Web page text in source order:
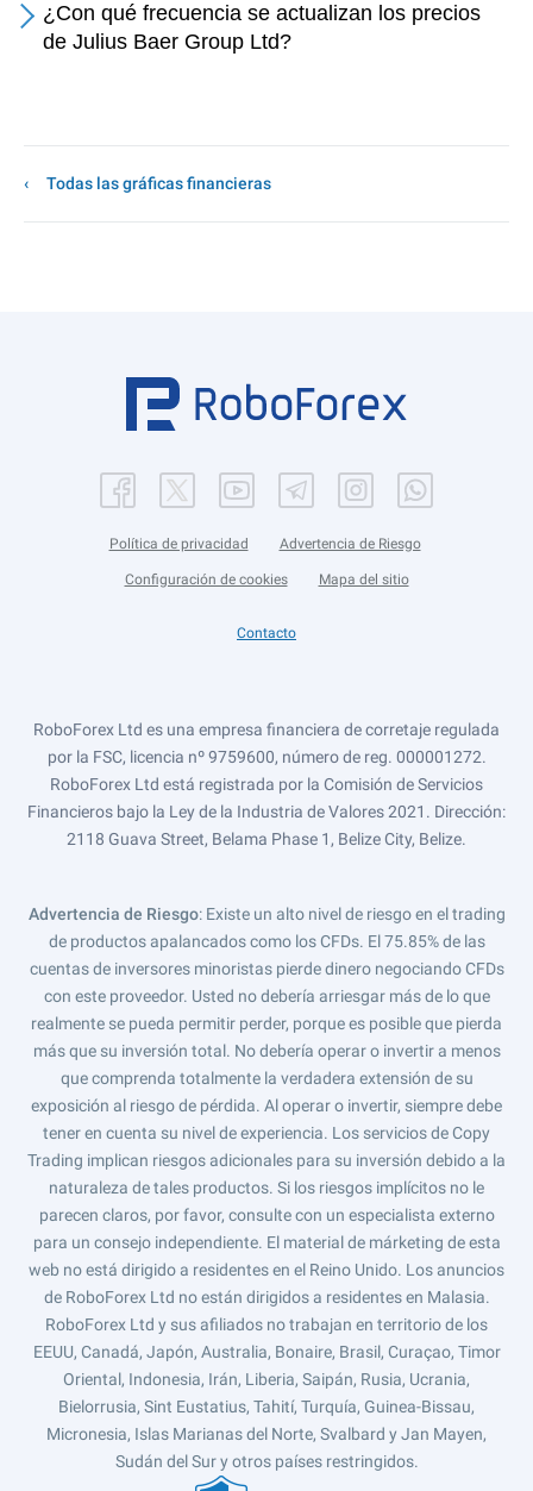
¿Con qué frecuencia se actualizan los precios
de Julius Baer Group Ltd?
Todas las gráficas financieras
Política de privacidad Advertencia de Riesgo
Configuración de cookies Mapa del sitio
Contacto
RoboForex Ltd es una empresa financiera de corretaje regulada
por la FSC, licencia nº 9759600, número de reg. 000001272.
RoboForex Ltd está registrada por la Comisión de Servicios
Financieros bajo la Ley de la Industria de Valores 2021. Dirección:
2118 Guava Street, Belama Phase 1, Belize City, Belize.
Advertencia de Riesgo: Existe un alto nivel de riesgo en el trading
de productos apalancados como los CFDs. El 75.85% de las
cuentas de inversores minoristas pierde dinero negociando CFDs
con este proveedor. Usted no debería arriesgar más de lo que
realmente se pueda permitir perder, porque es posible que pierda
más que su inversión total. No debería operar o invertir a menos
que comprenda totalmente la verdadera extensión de su
exposición al riesgo de pérdida. Al operar o invertir, siempre debe
tener en cuenta su nivel de experiencia. Los servicios de Copy
Trading implican riesgos adicionales para su inversión debido a la
naturaleza de tales productos. Si los riesgos implícitos no le
parecen claros, por favor, consulte con un especialista externo
para un consejo independiente. El material de márketing de esta
web no está dirigido a residentes en el Reino Unido. Los anuncios
de RoboForex Ltd no están dirigidos a residentes en Malasia.
RoboForex Ltd y sus afiliados no trabajan en territorio de los
EEUU, Canadá, Japón, Australia, Bonaire, Brasil, Curaçao, Timor
Oriental, Indonesia, Irán, Liberia, Saipán, Rusia, Ucrania,
Bielorrusia, Sint Eustatius, Tahití, Turquía, Guinea-Bissau,
Micronesia, Islas Marianas del Norte, Svalbard y Jan Mayen,
Sudán del Sur y otros países restringidos.